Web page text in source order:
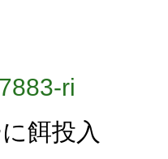
餌投入